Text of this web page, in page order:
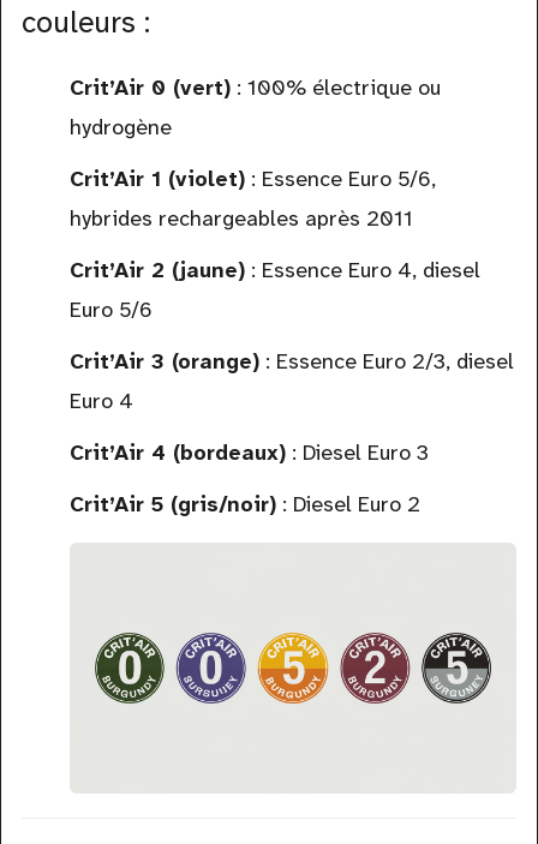
couleurs :
Crit’Air 0 (vert): 100% électrique ou
hydrogène
Crit’Air 1 (violet): Essence Euro 5/6,
hybrides rechargeables après 2011
Crit’Air 2 (jaune): Essence Euro 4, diesel
Euro 5/6
Crit’Air 3 (orange): Essence Euro 2/3, diesel
Euro 4
Crit’Air 4 (bordeaux): Diesel Euro 3
Crit’Air 5 (gris/noir): Diesel Euro 2